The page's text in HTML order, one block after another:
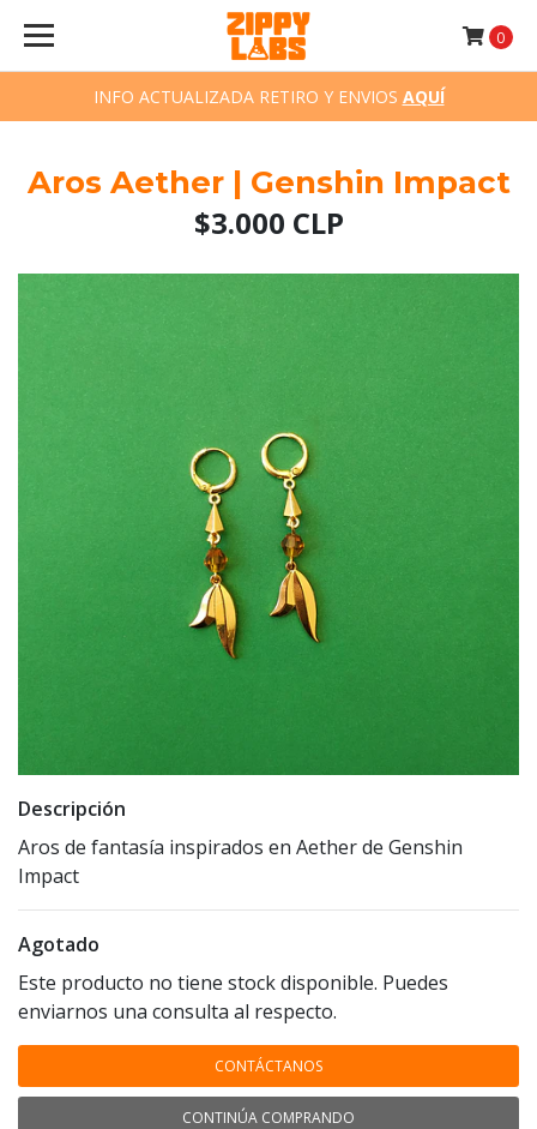
INFO ACTUALIZADA RETIRO Y ENVIOS AQUÍ
0
Aros Aether | Genshin Impact
$3.000 CLP
Descripción
Aros de fantasía inspirados en Aether de Genshin
Impact
Agotado
Este producto no tiene stock disponible. Puedes
enviarnos una consulta al respecto.
CONTÁCTANOS
CONTINÚA COMPRANDO